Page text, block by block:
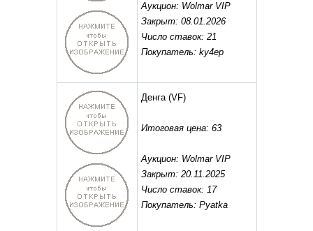
Аукцион: Wolmar VIP
Закрыт: 08.01.2026
Число ставок: 21
Покупатель: ky4ep
Денга(VF)
Итоговая цена: 63
Аукцион: Wolmar VIP
Закрыт: 20.11.2025
Число ставок: 17
Покупатель: Pyatka